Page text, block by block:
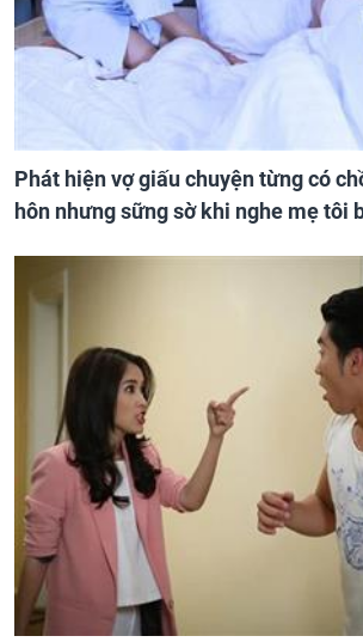
Phát hiện vợ giấu chuyện từng có
hôn nhưng sững sờ khi nghe mẹ tôi